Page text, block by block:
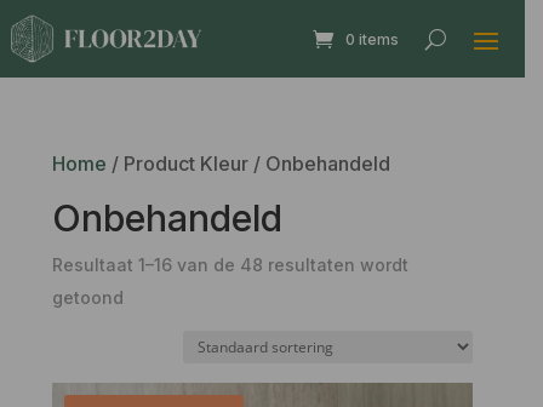
0 items
Home / Product Kleur / Onbehandeld
Onbehandeld
Resultaat 1–16 van de 48 resultaten wordt
getoond